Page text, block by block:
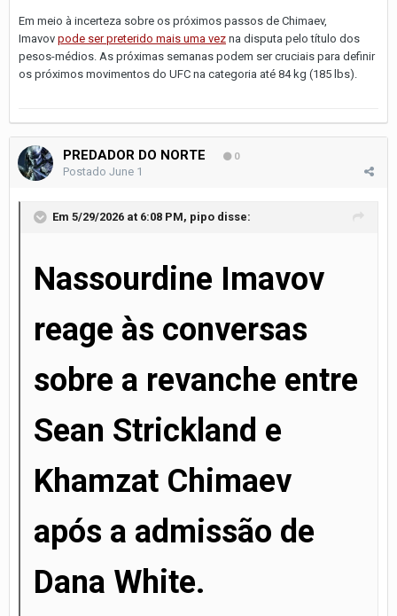
Em meio à incerteza sobre os próximos passos de Chimaev,
Imavov pode ser preterido mais uma vez na disputa pelo título dos
pesos-médios. As próximas semanas podem ser cruciais para definir
os próximos movimentos do UFC na categoria até 84 kg (185 lbs).
PREDADOR DO NORTE 0
Postado June 1
Em 5/29/2026 at 6:08 PM, pipo disse:
Nassourdine Imavov
reage às conversas
sobre a revanche entre
Sean Strickland e
Khamzat Chimaev
após a admissão de
Dana White.